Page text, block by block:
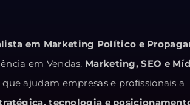
em Marketing Político e
em Vendas, Marketing, SEO e
ajudam empresas e profissionais a
tecnologia e